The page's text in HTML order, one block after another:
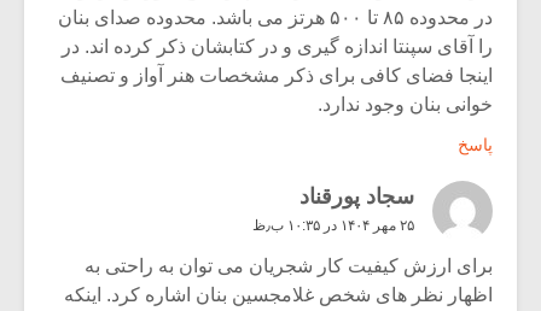
در محدوده ۸۵ تا ۵۰۰ هرتز می باشد. محدوده صدای بنان
را آقای سپنتا اندازه گیری و در کتابشان ذکر کرده اند. در
اینجا فضای کافی برای ذکر مشخصات هنر آواز و تصنیف
خوانی بنان وجود ندارد.
پاسخ
سجاد پورقناد
۲۵ مهر ۱۴۰۴ در ۱۰:۳۵ ب٫ظ
برای ارزش کیفیت کار شجریان می توان به راحتی به
اظهار نظر های شخص غلامجسین بنان اشاره کرد. اینکه